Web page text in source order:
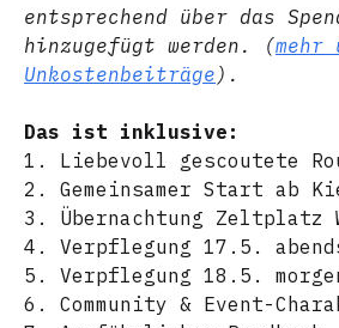
entsprechend über das
hinzugefügt werden. (mehr
Unkostenbeiträge ).
Das ist inklusive:
1. Liebevoll gescoutete
2. Gemeinsamer Start ab
3. Übernachtung Zeltplatz
4. Verpflegung 17.5.
5. Verpflegung 18.5.
6. Community & Event-